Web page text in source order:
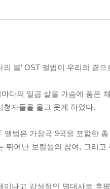
의 봄’ OST 앨범이 우리의 곁
마다의 일곱 살을 가슴에 품은
청자들을 울고 웃게 하였다.
앨범은 가창곡 9곡을 포함한
뛰어난 보컬들의 참여, 그리
미나고 감성적인 명대사로 호